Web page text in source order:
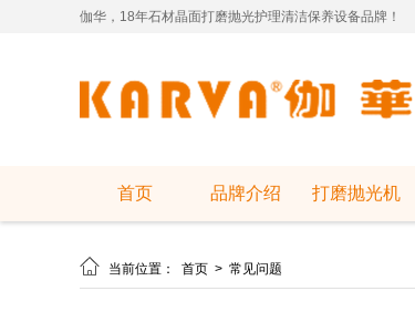
伽华，18年石材晶面打磨抛光护理清洁保养设备品牌！
首页 品牌介绍 打磨抛光机
 当前位置： 首页 > 常见问题